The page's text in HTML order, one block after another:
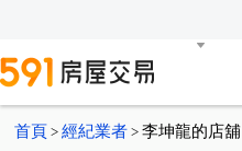
首頁 > 經紀業者 > 李坤龍的店舖